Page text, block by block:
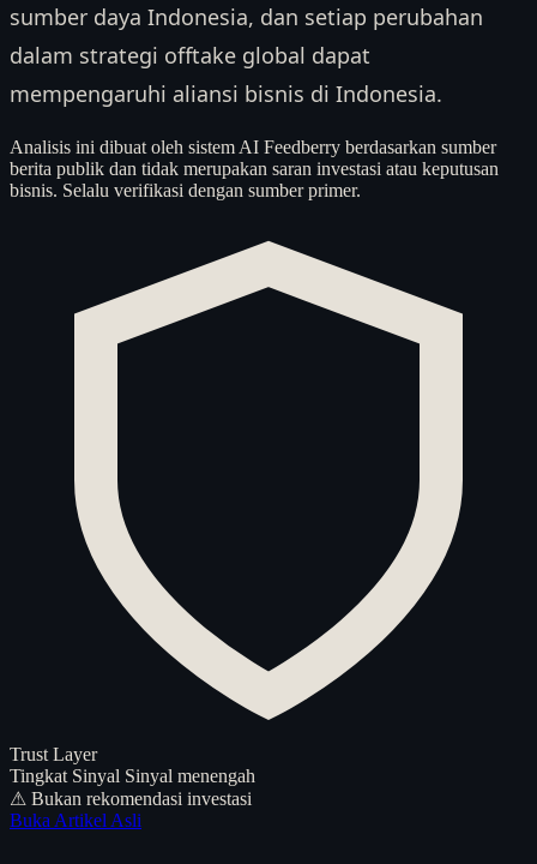
sumber daya Indonesia, dan setiap perubahan
dalam strategi offtake global dapat
mempengaruhi aliansi bisnis di Indonesia.
Analisis ini dibuat oleh sistem AI Feedberry berdasarkan sumber
berita publik dan tidak merupakan saran investasi atau keputusan
bisnis. Selalu verifikasi dengan sumber primer.
Trust Layer
Tingkat Sinyal Sinyal menengah
⚠ Bukan rekomendasi investasi
Buka Artikel Asli